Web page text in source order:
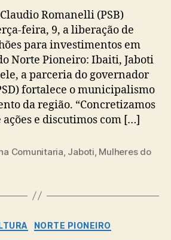
Romanelli (PSB)
feira, 9, a liberação de
para investimentos em
Norte Pioneiro: Ibaiti, Jaboti
a parceria do governador
fortalece o municipalismo
da região. “Concretizamos
e discutimos com […]
Comunitaria Jaboti Mulheres do
Categorias
NORTE PIONEIRO